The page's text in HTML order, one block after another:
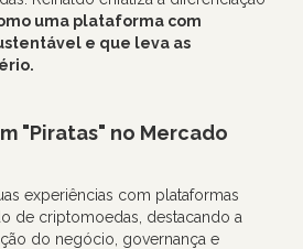
uma plataforma com
e que leva as
"Piratas" no Mercado
experiências com plataformas
de criptomoedas, destacando a
do negócio, governança e